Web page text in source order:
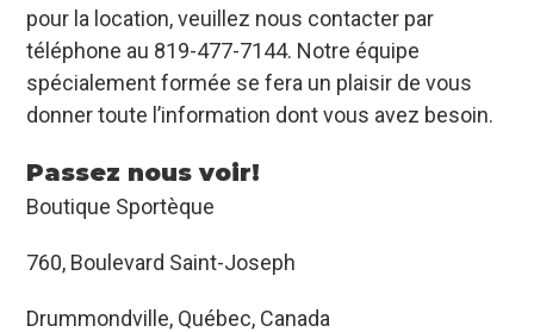
pour la location, veuillez nous contacter par
téléphone au 819-477-7144. Notre équipe
spécialement formée se fera un plaisir de vous
donner toute l’information dont vous avez besoin.
Passez nous voir!
Boutique Sportèque
760, Boulevard Saint-Joseph
Drummondville, Québec, Canada